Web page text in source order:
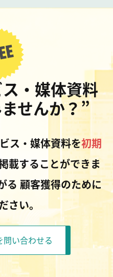
・媒体資料
せんか？”
ス・媒体資料を初期
載することができま
る 顧客獲得のために
さい。
問い合わせる